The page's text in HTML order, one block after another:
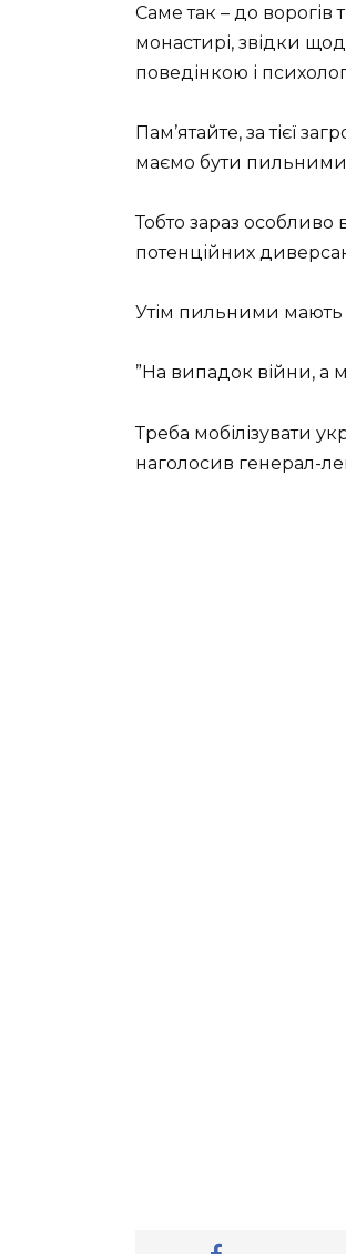
Саме так – до ворогів
монастирі, звідки
поведінкою і
Пам’ятайте, за тієї
маємо бути
Тобто зараз
потенційних
Утім пильними мають
”На випадок війни, а
Треба мобілізувати
наголосив генерал-